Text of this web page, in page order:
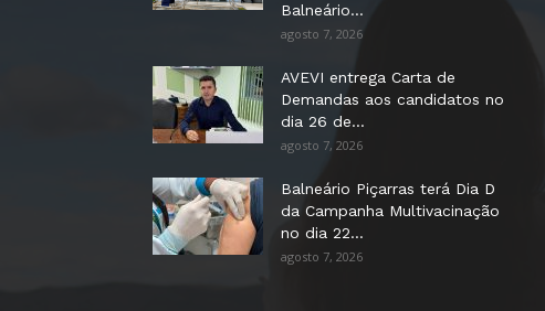
Balneário...
agosto 7, 2026
AVEVI entrega Carta de
Demandas aos candidatos no
dia 26 de...
agosto 7, 2026
Balneário Piçarras terá Dia D
da Campanha Multivacinação
no dia 22...
agosto 7, 2026